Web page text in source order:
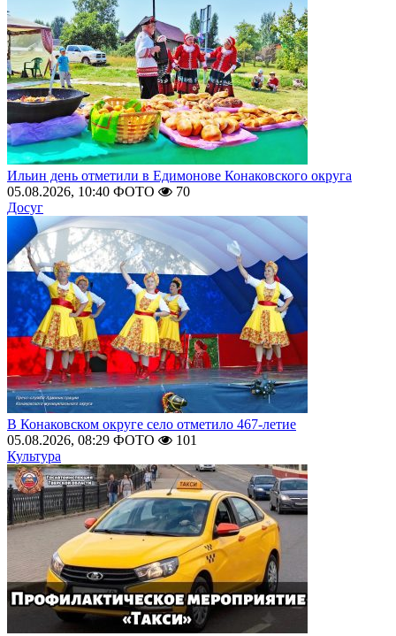
Ильин день отметили в Едимонове Конаковского округа
05.08.2026, 10:40 ФОТО
70
Досуг
В Конаковском округе село отметило 467-летие
05.08.2026, 08:29 ФОТО
101
Культура